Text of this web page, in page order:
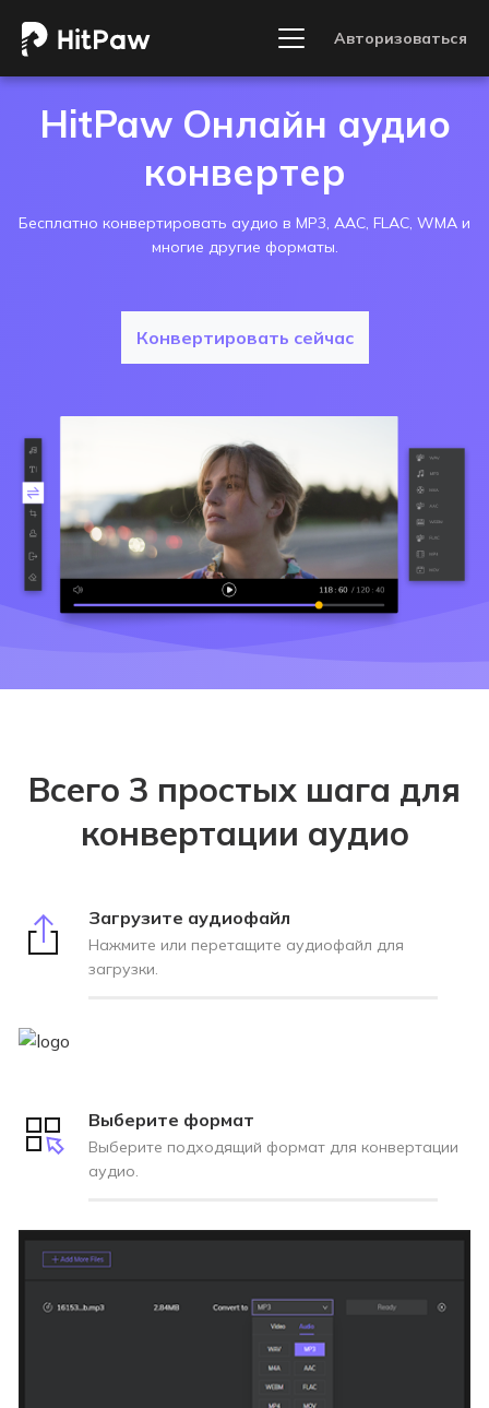
Авторизоваться
HitPaw Онлайн аудио
конвертер
Бесплатно конвертировать аудио в MP3, AAC, FLAC, WMA и
многие другие форматы.
Конвертировать сейчас
Всего 3 простых шага для
конвертации аудио
Загрузите аудиофайл
Нажмите или перетащите аудиофайл для
загрузки.
Выберите формат
Выберите подходящий формат для конвертации
аудио.